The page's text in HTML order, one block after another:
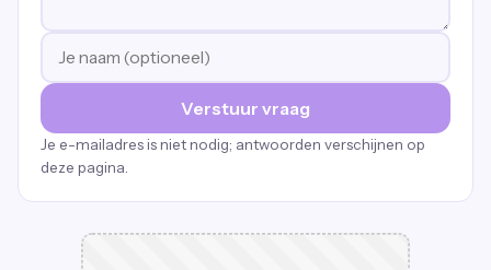
Verstuur vraag
Je e-mailadres is niet nodig; antwoorden verschijnen op
deze pagina.